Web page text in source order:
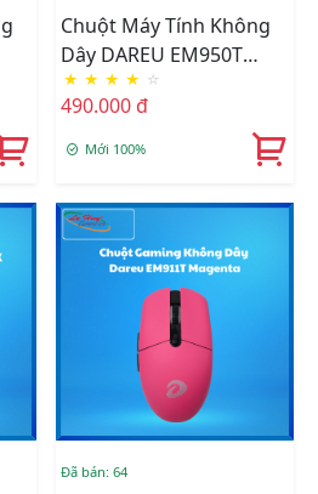
Chuột Máy Tính Không
Dây DAREU EM950T
WHITE (TRIPLE MODE,
ULTRALIGHT)
★ ★ ★ ★ ☆
490.000 đ
Mới 100%
Đã bán: 64